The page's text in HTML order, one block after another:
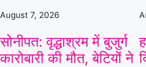
August 7, 2026
सोनीपत: वृद्धाश्रम में बुजुर्ग
कारोबारी की मौत, बेटियों ने
Southern Brave
Manchester Super Giants